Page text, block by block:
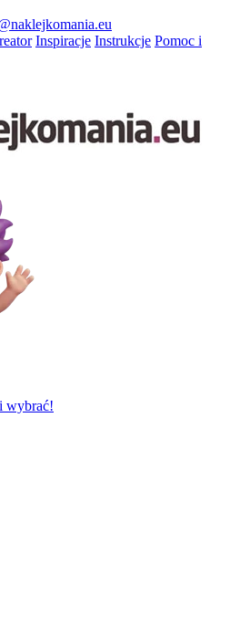
Inspiracje Instrukcje Pomoc i
wybrać!